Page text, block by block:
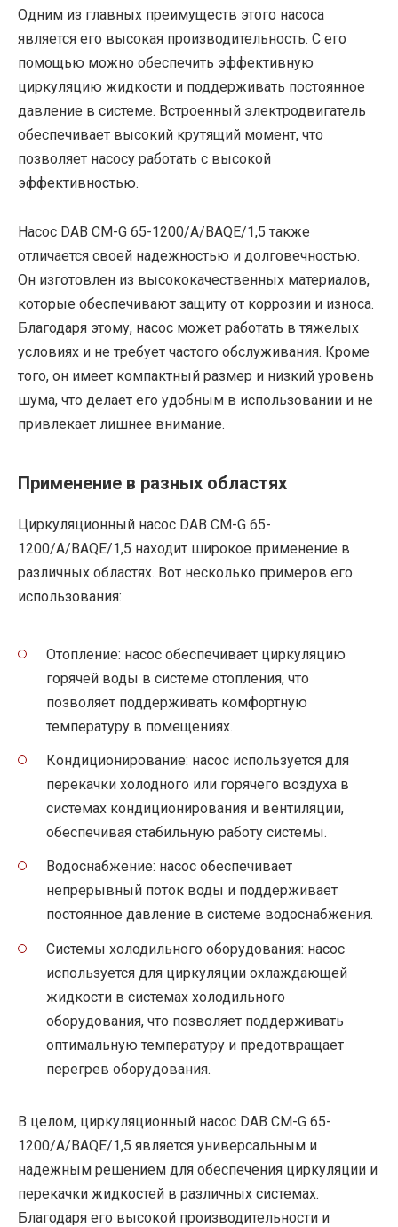
Одним из главных преимуществ этого насоса
является его высокая производительность. С его
помощью можно обеспечить эффективную
циркуляцию жидкости и поддерживать постоянное
давление в системе. Встроенный электродвигатель
обеспечивает высокий крутящий момент, что
позволяет насосу работать с высокой
эффективностью.
Насос DAB CM-G 65-1200/A/BAQE/1,5 также
отличается своей надежностью и долговечностью.
Он изготовлен из высококачественных материалов,
которые обеспечивают защиту от коррозии и износа.
Благодаря этому, насос может работать в тяжелых
условиях и не требует частого обслуживания. Кроме
того, он имеет компактный размер и низкий уровень
шума, что делает его удобным в использовании и не
привлекает лишнее внимание.
Применение в разных областях
Циркуляционный насос DAB CM-G 65-
1200/A/BAQE/1,5 находит широкое применение в
различных областях. Вот несколько примеров его
использования:
Отопление: насос обеспечивает циркуляцию
горячей воды в системе отопления, что
позволяет поддерживать комфортную
температуру в помещениях.
Кондиционирование: насос используется для
перекачки холодного или горячего воздуха в
системах кондиционирования и вентиляции,
обеспечивая стабильную работу системы.
Водоснабжение: насос обеспечивает
непрерывный поток воды и поддерживает
постоянное давление в системе водоснабжения.
Системы холодильного оборудования: насос
используется для циркуляции охлаждающей
жидкости в системах холодильного
оборудования, что позволяет поддерживать
оптимальную температуру и предотвращает
перегрев оборудования.
В целом, циркуляционный насос DAB CM-G 65-
1200/A/BAQE/1,5 является универсальным и
надежным решением для обеспечения циркуляции и
перекачки жидкостей в различных системах.
Благодаря его высокой производительности и